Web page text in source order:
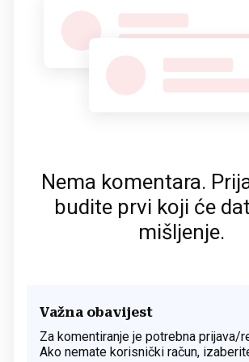
Nema komentara.
budite prvi koji će
mišljenje.
Važna obavijest
Za komentiranje je potrebna prijava/
Ako nemate korisnički račun,